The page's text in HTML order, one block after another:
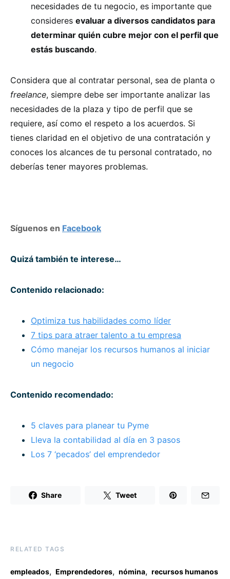
necesidades de tu negocio, es importante que
consideres evaluar a diversos candidatos para
determinar quién cubre mejor con el perfil que
estás buscando.
Considera que al contratar personal, sea de planta o
freelance, siempre debe ser importante analizar las
necesidades de la plaza y tipo de perfil que se
requiere, así como el respeto a los acuerdos. Si
tienes claridad en el objetivo de una contratación y
conoces los alcances de tu personal contratado, no
deberías tener mayores problemas.
Síguenos en Facebook
Quizá también te interese…
Contenido relacionado:
Optimiza tus habilidades como líder
7 tips para atraer talento a tu empresa
Cómo manejar los recursos humanos al iniciar
un negocio
Contenido recomendado:
5 claves para planear tu Pyme
Lleva la contabilidad al día en 3 pasos
Los 7 ‘pecados’ del emprendedor
Share Tweet
RELATED TAGS
empleados, Emprendedores, nómina, recursos humanos